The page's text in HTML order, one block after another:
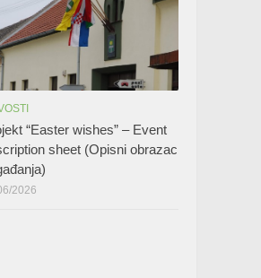
“Easter wishes” – Event
sheet (Opisni obrazac
2026